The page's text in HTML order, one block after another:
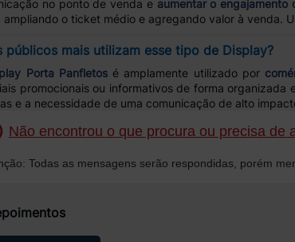
no ponto de venda e aumentar o engajamento
ampliando o ticket médio e agregando valor à venda.
públicos mais utilizam esse tipo de Display?
Porta Panfletosé amplamente utilizado por
promocionais ou informativos de forma organizada
e a necessidade de uma comunicação de alto
Não encontrou o que procura ou precisa de
Todas as mensagens serão respondidas, porém